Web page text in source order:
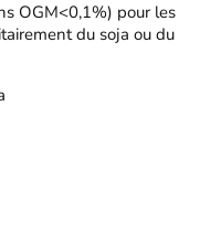
OGM<0,1%) pour les
du soja ou du